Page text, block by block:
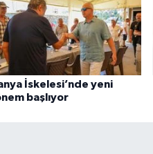
İskelesi’nde yeni
başlıyor